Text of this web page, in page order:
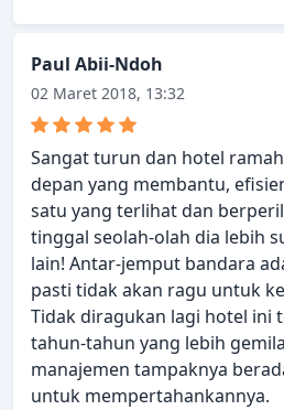
Paul Abii-Ndoh
02 Maret 2018, 13:32
Sangat turun dan hotel
depan yang membantu,
satu yang terlihat dan
tinggal seolah-olah dia lebih
lain! Antar-jemput bandara
pasti tidak akan ragu untuk
Tidak diragukan lagi hotel ini
tahun-tahun yang lebih
manajemen tampaknya
untuk mempertahankannya.